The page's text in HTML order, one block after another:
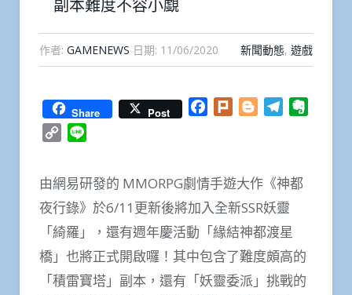
副本難度不容小覷
作者: GAMENEWS 日期: 11/06/2020 新聞動態, 遊戲
Share Post Facebook
Plurk BloggerTelegram
Copy
由網易研發的 MMORPG劇情手遊大作《神都
夜行錄》於6/11更新後將加入全新SSR妖靈
「綺羅」，還有週年慶活動「緣結神都渡星
橋」也將正式開啟囉！其中包含了難度頗高的
「積雷寶塔」副本，還有「妖靈委派」挑戰的